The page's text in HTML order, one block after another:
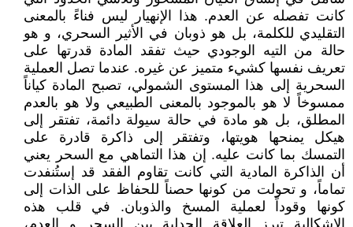
كانت تفصله عن العدم. هذا الإنهيار ليس فناءً بالمعنى
التقليدي للكلمة، بل هو ذوبان في الأثير السحري، و هو
حالة من التيه الوجودي حيث تفقد المادة قدرتها على
تعريف نفسها كشيء متميز عن غيره. عندما تصل العملية
السحرية إلى هذا المستوى الشمولي، تصبح المادة كياناً
ممسوخاً لا هو بالموجود بالمعنى الطبيعي ولا هو بالعدم
المطلق، بل هو مادة في حالة سيولة دائمة، تفتقر إلى
هيكل يمنحها هويتها، وتفتقر إلى ذاكرة قادرة على
التمسك بما كانت عليه. إن هذا التماهي مع السحر يعني
أن الذاكرة المادية التي كانت تقاوم الفقد قد إستُنفدت
تماماً، و تحولت من كونها حصناً للحفاظ على الذات إلى
كونها وقوداً لعملية المسخ والذوبان. في قلب هذه